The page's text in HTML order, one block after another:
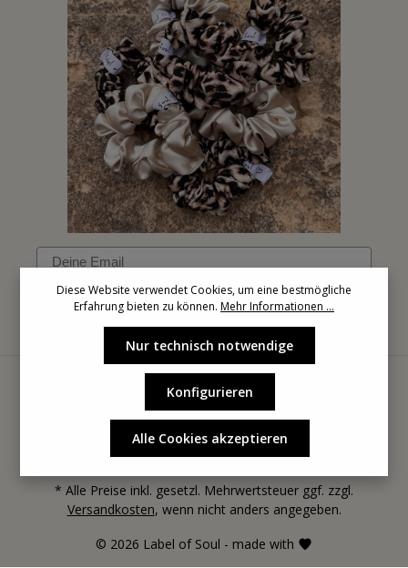
Email
© 2026 Label of Soul - made with
* Alle Preise inkl. gesetzl. Mehrwertsteuer ggf. zzgl.
Versandkosten, wenn nicht anders angegeben.
Diese Website verwendet Cookies, um eine bestmögliche
Erfahrung bieten zu können. Mehr Informationen ...
Nur technisch notwendige
Konfigurieren
Alle Cookies akzeptieren